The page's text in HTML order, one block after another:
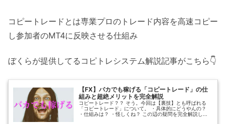
コピートレードとは専業プロのトレード内容を高速コピー
し参加者のMT4に反映させる仕組み
ぼくらが提供してるコピトレシステム解説記事がこちら👇
【FX】バカでも稼げる「コピートレード」の仕
組みと超絶メリットを完全解説
コピートレード？？ そう。今回は【裏技】とも呼ばれる
「コピートレード」について。 ・具体的にどうやんの？
・仕組みは？ ・怪しくね？ この辺の疑問を完全解説し...